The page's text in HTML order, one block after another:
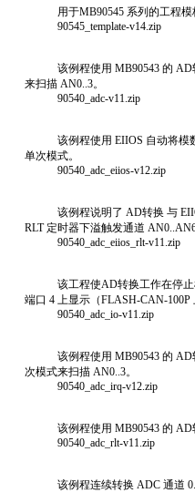
用于MB90545 系列的工程模
90545_template-v14.zip
该例程使用 MB90543 的 AD转
来扫描 AN0..3。
90540_adc-v11.zip
该例程使用 EIIOS 自动将模数
单次模式。
90540_adc_eiios-v12.zip
该例程说明了 AD转换 与
RLT 定时器下溢触发通道
90540_adc_eiios_rlt-v11.zip
该工程使AD转换工作在停止
端口 4 上显示（FLASH-CAN-100P
90540_adc_io-v11.zip
该例程使用 MB90543 的 AD转
次模式来扫描 AN0..3。
90540_adc_irq-v12.zip
该例程使用 MB90543 的 AD转
90540_adc_rlt-v11.zip
该例程连续转换 ADC 通道